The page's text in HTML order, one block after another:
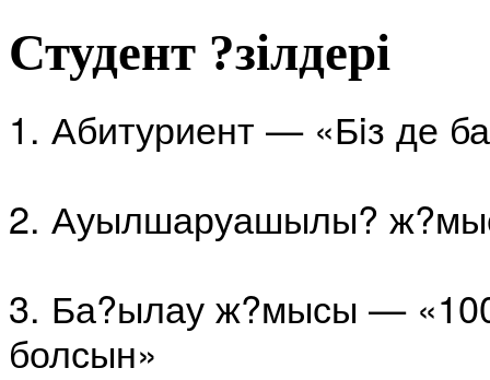
Студент ?зілдері
1. Абитуриент — «Бiз де
2. Ауылшаруашылы?
3. Ба?ылау ж?мысы —
болсын»